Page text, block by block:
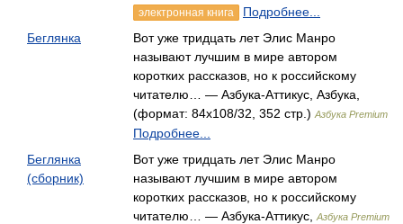
электронная книга
Подробнее...
Беглянка
Вот уже тридцать лет Элис Манро
называют лучшим в мире автором
коротких рассказов, но к российскому
читателю… — Азбука-Аттикус, Азбука,
(формат: 84x108/32, 352 стр.) Азбука Premium
Подробнее...
Беглянка
(сборник)
Вот уже тридцать лет Элис Манро
называют лучшим в мире автором
коротких рассказов, но к российскому
читателю… — Азбука-Аттикус,
Азбука Premium